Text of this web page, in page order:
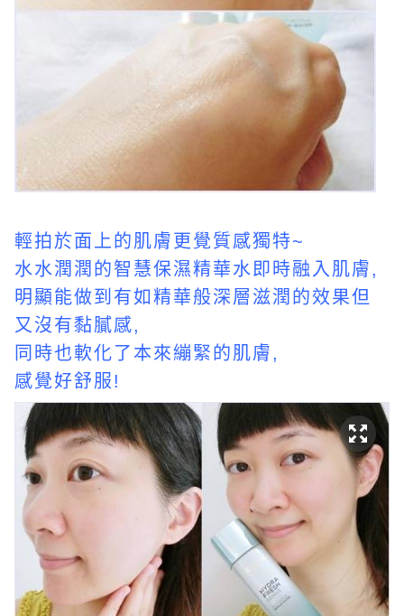
輕拍於面上的肌膚更覺質感獨特~
水水潤潤的智慧保濕精華水即時融入肌膚,
明顯能做到有如精華般深層滋潤的效果但
又沒有黏膩感,
同時也軟化了本來繃緊的肌膚,
感覺好舒服!